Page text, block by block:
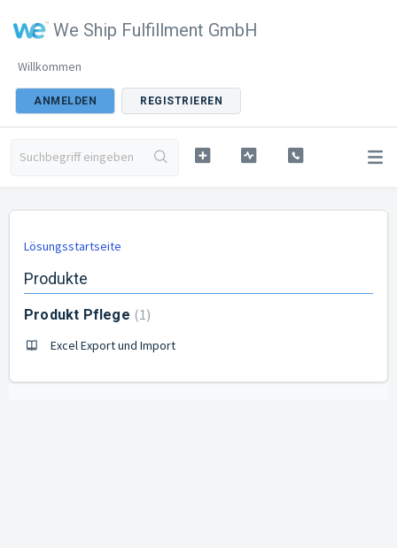
We Ship Fulfillment GmbH
Willkommen
ANMELDEN REGISTRIEREN
Lösungsstartseite
Produkte
Produkt Pflege 1
Excel Export und Import